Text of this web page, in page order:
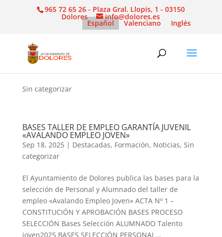
965 72 65 26 - Plaza Gral. Llopis, 1 - 03150
Dolores info@dolores.es
Español Valenciano Inglés
Sin categorizar
BASES TALLER DE EMPLEO GARANTÍA JUVENIL
«AVALANDO EMPLEO JOVEN»
Sep 18, 2025| Destacadas, Formación, Noticias, Sin
categorizar
El Ayuntamiento de Dolores publica las bases para la
selección de Personal y Alumnado del taller de
empleo «Avalando Empleo Joven» ACTA Nº 1 –
CONSTITUCIÓN Y APROBACIÓN BASES PROCESO
SELECCIÓN Bases Selección ALUMNADO Talento
joven2025 BASES SELECCIÓN PERSONAL...